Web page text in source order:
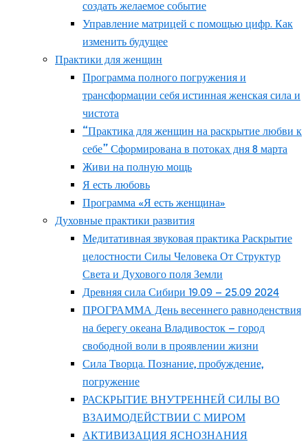
создать желаемое событие
Управление матрицей с помощью цифр. Как
изменить будущее
Практики для женщин
Программа полного погружения и
трансформации себя истинная женская сила и
чистота
“Практика для женщин на раскрытие любви к
себе” Сформирована в потоках дня 8 марта
Живи на полную мощь
Я есть любовь
Программа «Я есть женщина»
Духовные практики развития
Медитативная звуковая практика Раскрытие
целостности Силы Человека От Структур
Света и Духового поля Земли
Древняя сила Сибири 19.09 – 25.09 2024
ПРОГРАММА День весеннего равноденствия
на берегу океана Владивосток – город
свободной воли в проявлении жизни
Сила Творца. Познание, пробуждение,
погружение
РАСКРЫТИЕ ВНУТРЕННЕЙ СИЛЫ ВО
ВЗАИМОДЕЙСТВИИ С МИРОМ
АКТИВИЗАЦИЯ ЯСНОЗНАНИЯ